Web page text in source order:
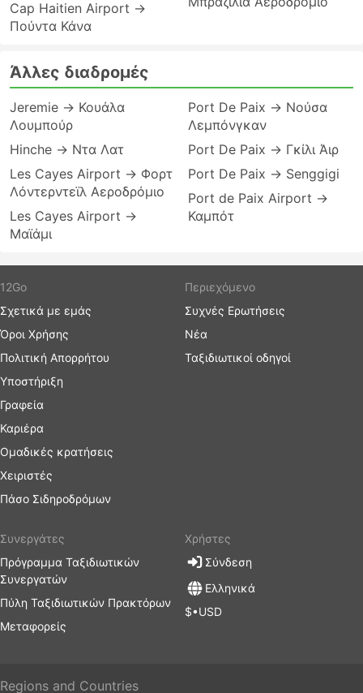
Cap Haitien Airport →
Πούντα Κάνα
Άλλες διαδρομές
Jeremie → Κουάλα
Λουμπούρ
Hinche → Ντα Λατ
Les Cayes Airport → Φορτ
Λόντερντεϊλ Αεροδρόμιο
Les Cayes Airport →
Μαϊάμι
Port De Paix → Νούσα
Λεμπόνγκαν
Port De Paix → Γκίλι Άιρ
Port De Paix → Senggigi
Port de Paix Airport →
Καμπότ
12Go
Σχετικά με εμάς
Όροι Χρήσης
Πολιτική Απορρήτου
Υποστήριξη
Γραφεία
Καριέρα
Ομαδικές κρατήσεις
Χειριστές
Πάσο Σιδηροδρόμων
Περιεχόμενο
Συχνές Ερωτήσεις
Νέα
Ταξιδιωτικοί οδηγοί
Συνεργάτες
Πρόγραμμα Ταξιδιωτικών
Συνεργατών
Πύλη Ταξιδιωτικών Πρακτόρων
Μεταφορείς
Χρήστες
Σύνδεση
Ελληνικά
$•USD
Regions and Countries